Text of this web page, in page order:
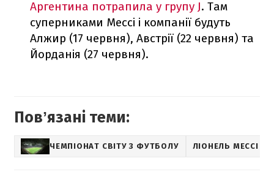
Аргентина потрапила у групу J. Там
суперниками Мессі і компанії будуть
Алжир (17 червня), Австрії (22 червня) та
Йорданія (27 червня).
Повʼязані теми:
ЧЕМПІОНАТ СВІТУ З ФУТБОЛУ ЛІОНЕЛЬ МЕССІ